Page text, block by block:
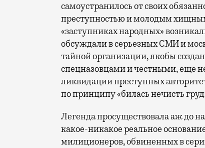
самоустранилось от своих
преступностью и молодым
«заступниках народных»
обсуждали в серьезных СМИ и
тайной организации, якобы
спецназовцами и честными, еще
ликвидации преступных
по принципу «билась нечисть
Легенда просуществовала аж до
какое-никакое реальное
милиционеров, обвиненных в